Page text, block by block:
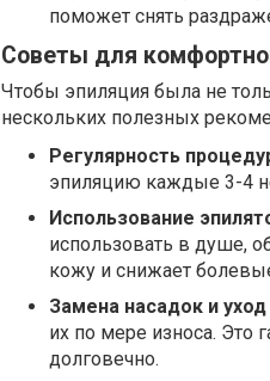
поможет снять
Советы для
Чтобы эпиляция была не
нескольких полезных
Регулярность
эпиляцию каждые 3-4
Использование
использовать в душе,
кожу и снижает
Замена насадок и
их по мере износа. Это
долговечно.